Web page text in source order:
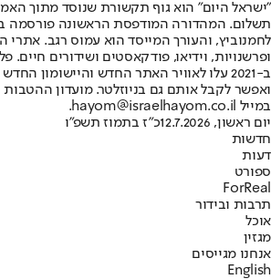
"ישראל היום" הוא גוף תקשורת שנוסד מתוך
ופרשנויות, וידיאו, פודקאסטים ושידורים חיים.
ב-2021 עלו לאוויר האתר החדש
ואפשר לקבל אותם גם בניוזלטר. מועדון
במייל hayom@israelhayom.co.il.
יום ראשון, 12.7.2026
כ"ז בתמוז תשפ"ו
חדשות
דעות
ספורט
ForReal
תרבות ובידור
אוכל
מגזין
אנחנו מגייסים
English